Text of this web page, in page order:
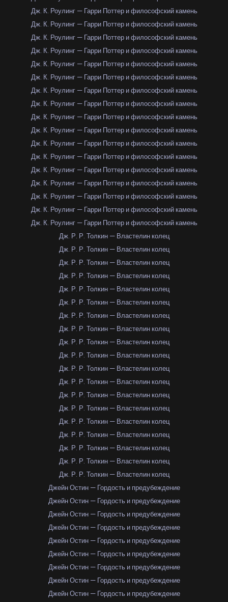
Дж. К. Роулинг — Гарри Поттер и философский камень
Дж. К. Роулинг — Гарри Поттер и философский камень
Дж. К. Роулинг — Гарри Поттер и философский камень
Дж. К. Роулинг — Гарри Поттер и философский камень
Дж. К. Роулинг — Гарри Поттер и философский камень
Дж. К. Роулинг — Гарри Поттер и философский камень
Дж. К. Роулинг — Гарри Поттер и философский камень
Дж. К. Роулинг — Гарри Поттер и философский камень
Дж. К. Роулинг — Гарри Поттер и философский камень
Дж. К. Роулинг — Гарри Поттер и философский камень
Дж. К. Роулинг — Гарри Поттер и философский камень
Дж. К. Роулинг — Гарри Поттер и философский камень
Дж. К. Роулинг — Гарри Поттер и философский камень
Дж. К. Роулинг — Гарри Поттер и философский камень
Дж. К. Роулинг — Гарри Поттер и философский камень
Дж. К. Роулинг — Гарри Поттер и философский камень
Дж. К. Роулинг — Гарри Поттер и философский камень
Дж. Р. Р. Толкин — Властелин колец
Дж. Р. Р. Толкин — Властелин колец
Дж. Р. Р. Толкин — Властелин колец
Дж. Р. Р. Толкин — Властелин колец
Дж. Р. Р. Толкин — Властелин колец
Дж. Р. Р. Толкин — Властелин колец
Дж. Р. Р. Толкин — Властелин колец
Дж. Р. Р. Толкин — Властелин колец
Дж. Р. Р. Толкин — Властелин колец
Дж. Р. Р. Толкин — Властелин колец
Дж. Р. Р. Толкин — Властелин колец
Дж. Р. Р. Толкин — Властелин колец
Дж. Р. Р. Толкин — Властелин колец
Дж. Р. Р. Толкин — Властелин колец
Дж. Р. Р. Толкин — Властелин колец
Дж. Р. Р. Толкин — Властелин колец
Дж. Р. Р. Толкин — Властелин колец
Дж. Р. Р. Толкин — Властелин колец
Дж. Р. Р. Толкин — Властелин колец
Джейн Остин — Гордость и предубеждение
Джейн Остин — Гордость и предубеждение
Джейн Остин — Гордость и предубеждение
Джейн Остин — Гордость и предубеждение
Джейн Остин — Гордость и предубеждение
Джейн Остин — Гордость и предубеждение
Джейн Остин — Гордость и предубеждение
Джейн Остин — Гордость и предубеждение
Джейн Остин — Гордость и предубеждение